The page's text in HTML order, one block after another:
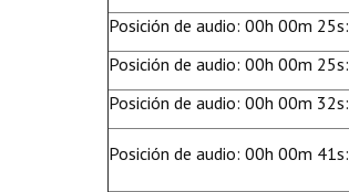
Posición de audio: 00h 00m 25s:
Posición de audio: 00h 00m 25s:
Posición de audio: 00h 00m 32s:
Posición de audio: 00h 00m 41s: